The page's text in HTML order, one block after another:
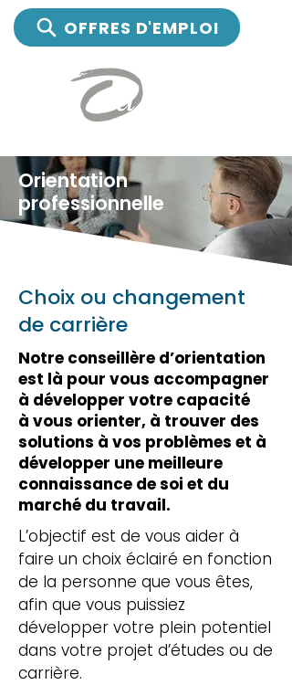
OFFRES D'EMPLOI
Orientation
professionnelle
Choix ou changement
de carrière
Notre conseillère d’orientation
est là pour vous accompagner
à développer votre capacité
à vous orienter, à trouver des
solutions à vos problèmes et à
développer une meilleure
connaissance de soi et du
marché du travail.
L’objectif est de vous aider à
faire un choix éclairé en fonction
de la personne que vous êtes,
afin que vous puissiez
développer votre plein potentiel
dans votre projet d’études ou de
carrière.